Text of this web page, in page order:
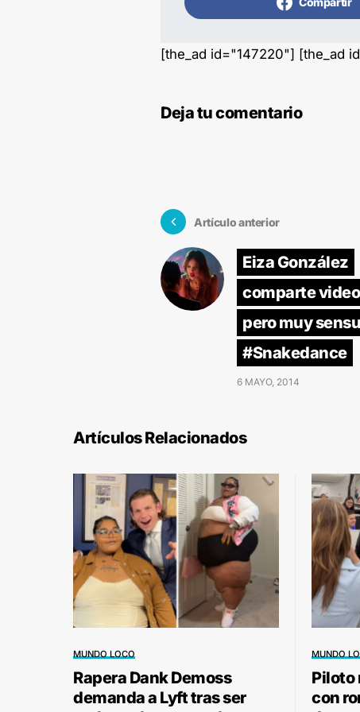
[the_ad id="147220"] [the_ad
Deja tu comentario
Artículo anterior
Eiza González
comparte
pero muy
#Snakedance
6 MAYO, 2014
Artículos Relacionados
MUNDO LOCO
Rapera Dank Demoss
demanda a Lyft tras ser
MUNDO
Piloto
con